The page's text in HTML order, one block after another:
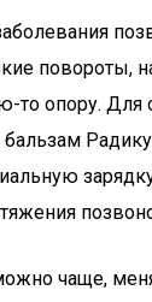
повороты,
то опору. Для
бальзам
чаще,